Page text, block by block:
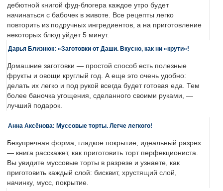
дебютной книгой фуд-блогера каждое утро будет
начинаться с бабочек в животе. Все рецепты легко
повторить из подручных ингредиентов, а на приготовление
некоторых блюд уйдет 5 минут.
Дарья Близнюк: «Заготовки от Даши. Вкусно, как ни «крути»!
Домашние заготовки — простой способ есть полезные
фрукты и овощи круглый год. А еще это очень удобно:
делать их легко и под рукой всегда будет готовая еда. Тем
более баночка угощения, сделанного своими руками, —
лучший подарок.
Анна Аксёнова: Муссовые торты. Легче легкого!
Безупречная форма, гладкое покрытие, идеальный разрез
— книга расскажет, как приготовить торт перфекциониста.
Вы увидите муссовые торты в разрезе и узнаете, как
приготовить каждый слой: бисквит, хрустящий слой,
начинку, мусс, покрытие.